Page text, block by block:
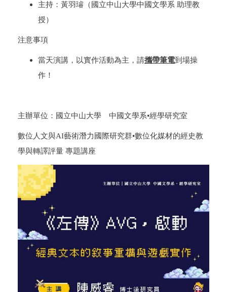
主持：黃羽璿（國立中山大學中國文學系 助理教
授）
注意事項
當天演講，以實作活動為主，請攜帶筆電到場操
作！
主辦單位：國立中山大學 中國文學系•經學研究室
數位人文與AI藝術潛力國際研究群•數位化媒材的經史教
學與轉譯評量 專題講座